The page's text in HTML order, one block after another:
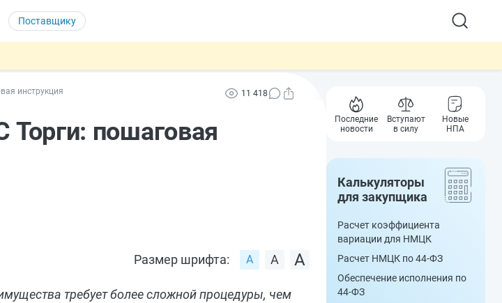
Поставщику
инструкция 11 418
Торги: пошаговая
Размер шрифта:
требует более сложной процедуры, чем
Последние
новости
Вступают
в силу
Новые
НПА
Калькуляторы
для закупщика
Расчет коэффициента
вариации для НМЦК
Расчет НМЦК по 44-ФЗ
Обеспечение исполнения по
44-ФЗ